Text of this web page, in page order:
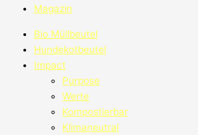
Magazin
Bio Müllbeutel
Hundekotbeutel
Impact
Purpose
Werte
Kompostierbar
Klimaneutral